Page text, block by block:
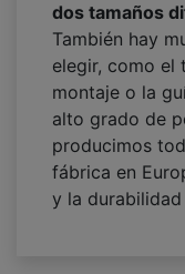
dos tamaños
También hay
elegir, como el
montaje o la
alto grado de
producimos
fábrica en
y la